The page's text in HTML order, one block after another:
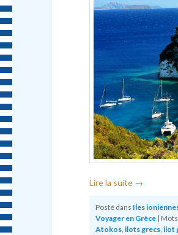
Lire la suite →
Posté dans Iles
Voyager en Grèce |
Atokos, ilots grecs, ilot